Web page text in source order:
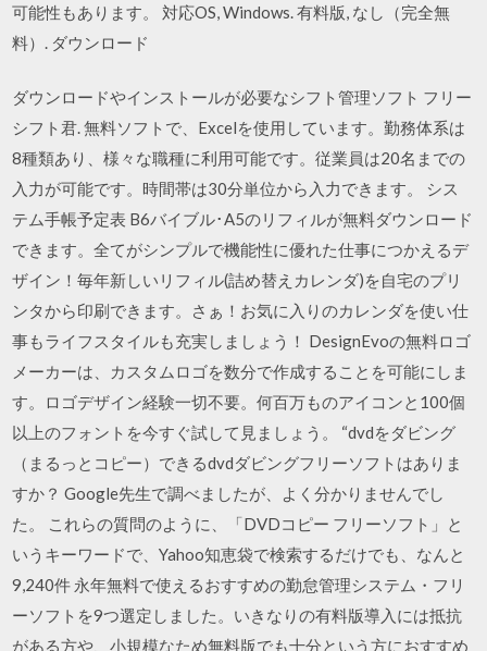
可能性もあります。 対応OS, Windows. 有料版, なし（完全無
料）. ダウンロード
ダウンロードやインストールが必要なシフト管理ソフト フリー
シフト君. 無料ソフトで、Excelを使用しています。勤務体系は
8種類あり、様々な職種に利用可能です。従業員は20名までの
入力が可能です。時間帯は30分単位から入力できます。 シス
テム手帳予定表 B6バイブル･A5のリフィルが無料ダウンロード
できます。全てがシンプルで機能性に優れた仕事につかえるデ
ザイン！毎年新しいリフィル(詰め替えカレンダ)を自宅のプリ
ンタから印刷できます。さぁ！お気に入りのカレンダを使い仕
事もライフスタイルも充実しましょう！ DesignEvoの無料ロゴ
メーカーは、カスタムロゴを数分で作成することを可能にしま
す。ロゴデザイン経験一切不要。何百万ものアイコンと100個
以上のフォントを今すぐ試して見ましょう。 “dvdをダビング
（まるっとコピー）できるdvdダビングフリーソフトはありま
すか？ Google先生で調べましたが、よく分かりませんでし
た。 これらの質問のように、「DVDコピー フリーソフト」と
いうキーワードで、Yahoo知恵袋で検索するだけでも、なんと
9,240件 永年無料で使えるおすすめの勤怠管理システム・フリ
ーソフトを9つ選定しました。いきなりの有料版導入には抵抗
がある方や、小規模なため無料版でも十分という方におすすめ